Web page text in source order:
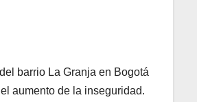
barrio La Granja en Bogotá
aumento de la inseguridad.